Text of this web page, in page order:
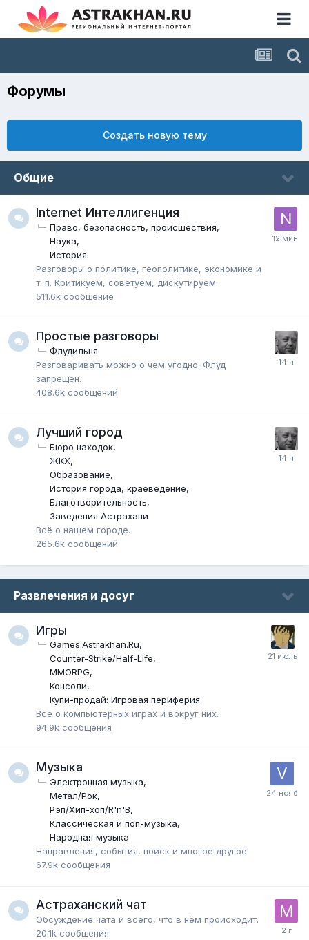
Форумы
Создать новую тему
Общие
Internet Интеллигенция
Право, безопасность, происшествия
Наука
История
Разговоры о политике, геополитике, экономике и
т. п. Критикуем, советуем, дискутируем.
511.6k сообщение
Простые разговоры
Флудильня
Разговаривать можно о чем угодно. Флуд
запрещён.
408.6k сообщений
Лучший город
Бюро находок
ЖКХ
Образование
История города, краеведение
Благотворительность
Заведения Астрахани
Всё о нашем городе.
265.6k сообщений
Развлечения и досуг
Игры
Games.Astrakhan.Ru
Counter-Strike/Half-Life
MMORPG
Консоли
Купи-продай: Игровая периферия
Все о компьютерных играх и вокруг них.
94.9k сообщения
Музыка
Электронная музыка
Метал/Рок
Рэп/Хип-хоп/R'n'B
Классическая и поп-музыка
Народная музыка
Направления, события, поиск и многое другое!
67.9k сообщения
Астраханский чат
Обсуждение чата и всего, что в нём происходит.
20.1k сообщения